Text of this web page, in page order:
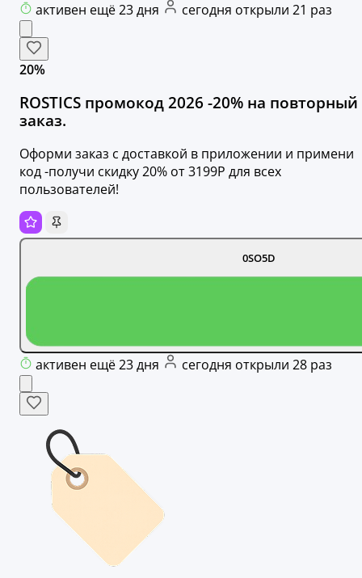
активен ещё 23 дня сегодня открыли 21 раз
20%
ROSTICS промокод 2026 -20% на повторный
заказ.
Оформи заказ с доставкой в приложении и примени
код -получи скидку 20% от 3199Р для всех
пользователей!
0SO5D
активен ещё 23 дня сегодня открыли 28 раз